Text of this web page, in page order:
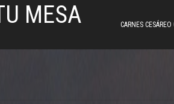
MESA CARNES